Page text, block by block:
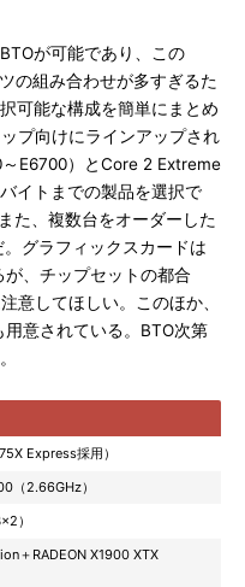
が可能であり、この
の組み合わせが多すぎるた
可能な構成を簡単にまとめ
プ向けにラインアップされ
E6700）とCore 2 Extreme
イトまでの製品を選択で
た、複数台をオーダーした
グラフィックスカードは
、チップセットの都合
意してほしい。このほか、
意されている。BTO次第
Express採用）
（2.66GHz）
）
＋RADEON X1900 XTX